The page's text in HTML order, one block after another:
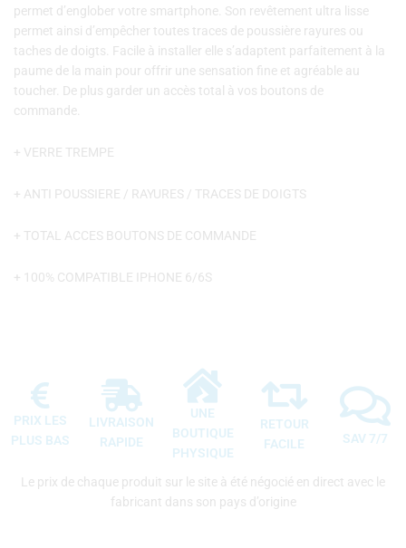
permet d’englober votre smartphone. Son revêtement ultra lisse
permet ainsi d’empêcher toutes traces de poussière rayures ou
taches de doigts. Facile à installer elle s’adaptent parfaitement à la
paume de la main pour offrir une sensation fine et agréable au
toucher. De plus garder un accès total à vos boutons de
commande.
+ VERRE TREMPE
+ ANTI POUSSIERE / RAYURES / TRACES DE DOIGTS
+ TOTAL ACCES BOUTONS DE COMMANDE
+ 100% COMPATIBLE IPHONE 6/6S
PRIX LES
PLUS BAS
LIVRAISON
RAPIDE
UNE
BOUTIQUE
PHYSIQUE
RETOUR
FACILE
SAV 7/7
Le prix de chaque produit sur le site à été négocié en direct avec le
fabricant dans son pays d’origine